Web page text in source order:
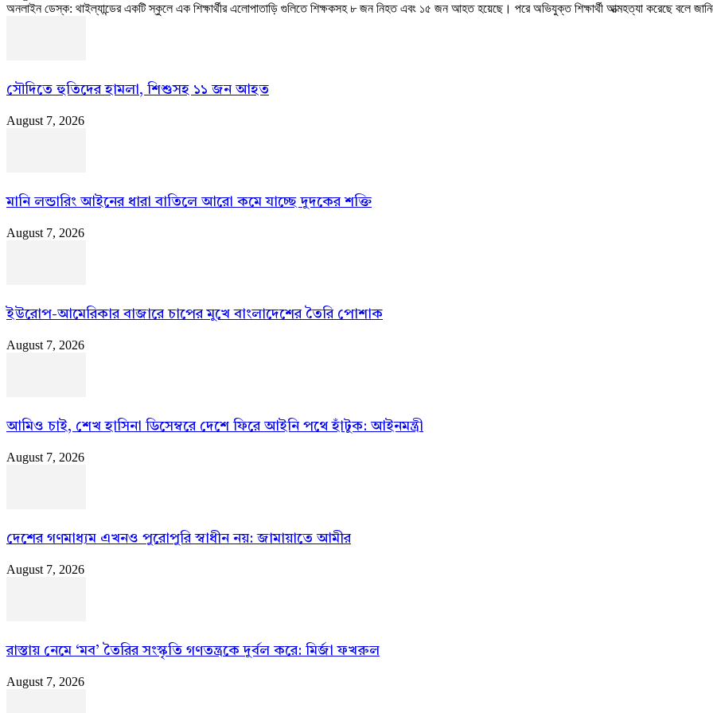
অনলাইন ডেস্ক: থাইল্যান্ডের একটি স্কুলে এক শিক্ষার্থীর এলোপাতাড়ি গুলিতে শিক্ষকসহ ৮ জন নিহত এবং ১৫ জন আহত হয়েছে। পরে অভিযুক্ত শিক্ষার্থী আত্মহত্যা করেছে বলে
সৌদিতে হুতিদের হামলা, শিশুসহ ১১ জন আহত
August 7, 2026
মানি লন্ডারিং আইনের ধারা বাতিলে আরো কমে যাচ্ছে দুদকের শক্তি
August 7, 2026
ইউরোপ-আমেরিকার বাজারে চাপের মুখে বাংলাদেশের তৈরি পোশাক
August 7, 2026
আমিও চাই, শেখ হাসিনা ডিসেম্বরে দেশে ফিরে আইনি পথে হাঁটুক: আইনমন্ত্রী
August 7, 2026
দেশের গণমাধ্যম এখনও পুরোপুরি স্বাধীন নয়: জামায়াতে আমীর
August 7, 2026
রাস্তায় নেমে ‘মব’ তৈরির সংস্কৃতি গণতন্ত্রকে দুর্বল করে: মির্জা ফখরুল
August 7, 2026